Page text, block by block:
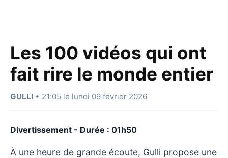
Les 100 vidéos qui ont
fait rire le monde entier
GULLI • 21:05 le lundi 09 fevrier 2026
Divertissement - Durée : 01h50
À une heure de grande écoute, Gulli propose une